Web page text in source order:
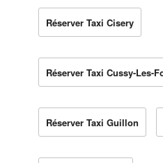
Réserver Taxi Cisery
Réserver Taxi Cussy-Les-
Réserver Taxi Guillon